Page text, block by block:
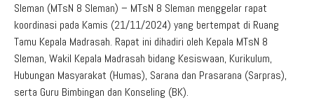
Sleman (MTsN 8 Sleman) – MTsN 8 Sleman menggelar rapat
koordinasi pada Kamis (21/11/2024) yang bertempat di Ruang
Tamu Kepala Madrasah. Rapat ini dihadiri oleh Kepala MTsN 8
Sleman, Wakil Kepala Madrasah bidang Kesiswaan, Kurikulum,
Hubungan Masyarakat (Humas), Sarana dan Prasarana (Sarpras),
serta Guru Bimbingan dan Konseling (BK).